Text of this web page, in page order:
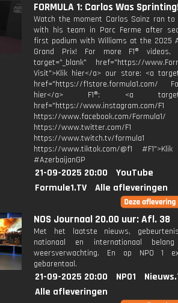
FORMULA 1: Carlos Was
Watch the moment Carlos Sainz ran to
with his team in Parc Ferme after
first podium with Williams at the 2025
Grand Prix! For more F1®
target="_blank" href="https://
Visit">Klik hier</a> our store: <a
href="https://f1store.formula1.com/
hier</a> F1®: <a
href="https://www.instagram.com/F1
https://www.facebook.com/Formula1/
https://www.twitter.com/F1
https://www.twitch.tv/formula1
https://www.tiktok.com/@f1
#AzerbaijanGP
21-09-2025 20:00
YouTube
Formule1.TV
Alle afleveringen
NOS Journaal 20.00 uur: Afl. 38
Met het laatste nieuws,
nationaal en internationaal
weersverwachting. En op NPO 1
gebarentaal.
21-09-2025 20:00 NPO1
Alle afleveringen